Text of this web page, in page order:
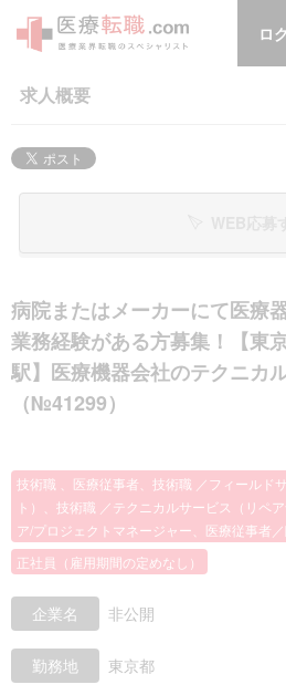
ロ
求人概要
病院またはメーカーにて医療
業務経験がある方募集！【東
駅】医療機器会社のテクニカ
（№41299）
技術職 、医療従事者、技術職 ／フィールド
ト）、技術職 ／テクニカルサービス（リペ
ア/プロジェクトマネージャー、医療従事者
正社員（雇用期間の定めなし）
企業名 非公開
勤務地 東京都